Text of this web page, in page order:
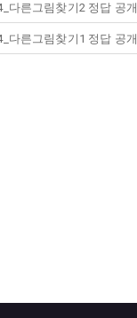
다른그림찾기2 정답 공개
다른그림찾기1 정답 공개